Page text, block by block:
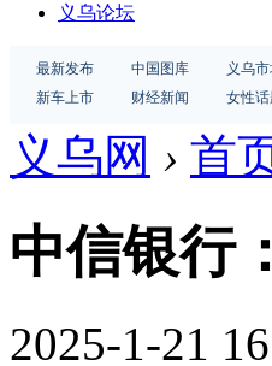
义乌论坛
最新发布 中国图库 义乌
新车上市
财经新闻 女性话
义乌网 › 首
中信银行
2025-1-21